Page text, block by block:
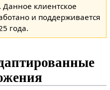
Данное клиентское
и поддерживается
года.